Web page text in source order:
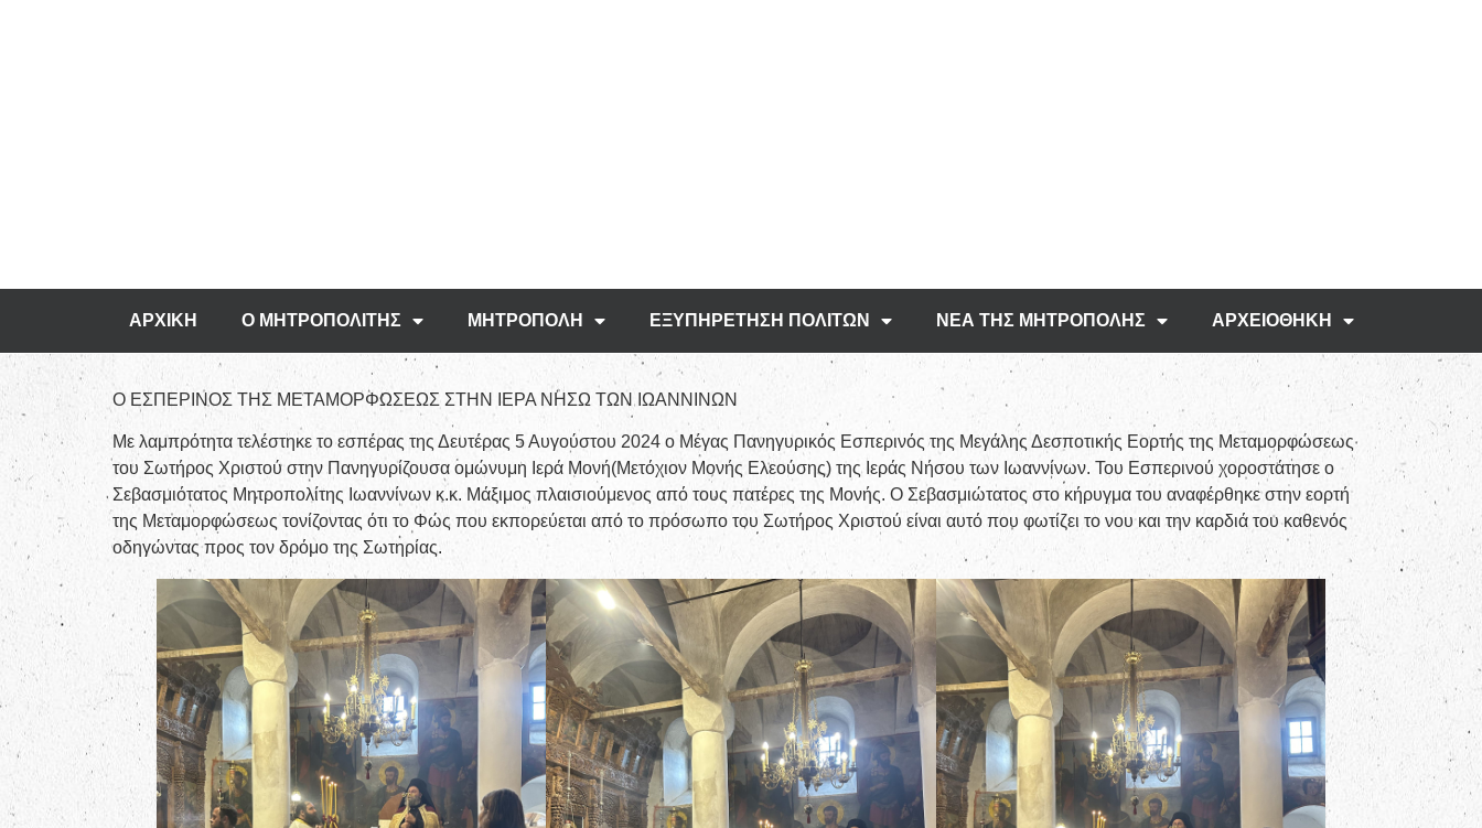
ΑΡΧΙΚΗ Ο ΜΗΤΡΟΠΟΛΙΤΗΣ ΜΗΤΡΟΠΟΛΗ ΕΞΥΠΗΡΕΤΗΣΗ ΠΟΛΙΤΩΝ ΝΕΑ ΤΗΣ ΜΗΤΡΟΠΟΛΗΣ ΑΡΧΕΙΟΘΗΚΗ
Ο ΕΣΠΕΡΙΝΟΣ ΤΗΣ ΜΕΤΑΜΟΡΦΩΣΕΩΣ ΣΤΗΝ ΙΕΡΑ ΝΗΣΩ ΤΩΝ ΙΩΑΝΝΙΝΩΝ
Με λαμπρότητα τελέστηκε το εσπέρας της Δευτέρας 5 Αυγούστου 2024 ο Μέγας Πανηγυρικός Εσπερινός της Μεγάλης Δεσποτικής Εορτής της Μεταμορφώσεως
του Σωτήρος Χριστού στην Πανηγυρίζουσα ομώνυμη Ιερά Μονή(Μετόχιον Μονής Ελεούσης) της Ιεράς Νήσου των Ιωαννίνων. Του Εσπερινού χοροστάτησε ο
Σεβασμιότατος Μητροπολίτης Ιωαννίνων κ.κ. Μάξιμος πλαισιούμενος από τους πατέρες της Μονής. Ο Σεβασμιώτατος στο κήρυγμα του αναφέρθηκε στην εορτή
της Μεταμορφώσεως τονίζοντας ότι το Φώς που εκπορεύεται από το πρόσωπο του Σωτήρος Χριστού είναι αυτό που φωτίζει το νου και την καρδιά του καθενός
οδηγώντας προς τον δρόμο της Σωτηρίας.